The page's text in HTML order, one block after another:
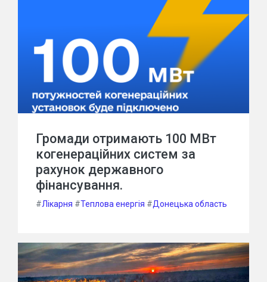
Громади отримають 100 МВт
когенераційних систем за
рахунок державного
фінансування.
#Лікарня #Теплова енергія #Донецька область